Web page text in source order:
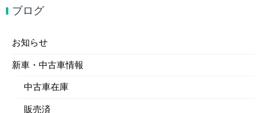
ブログ
お知らせ
新車・中古車情報
中古車在庫
販売済